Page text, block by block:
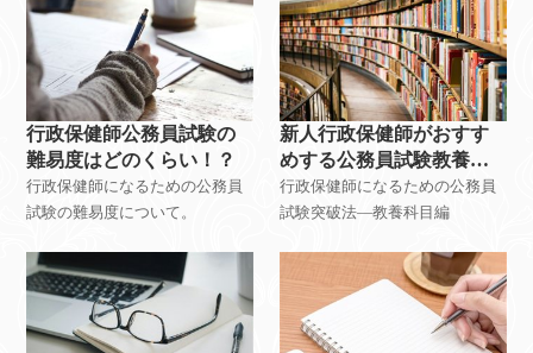
行政保健師公務員試験の
難易度はどのくらい！？
行政保健師になるための公務員
試験の難易度について。
新人行政保健師がおすす
めする公務員試験教養対
策勉強法
行政保健師になるための公務員
試験突破法―教養科目編